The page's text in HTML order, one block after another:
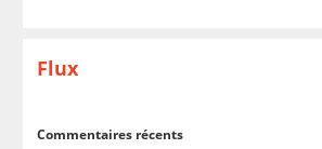
Flux
Commentaires récents